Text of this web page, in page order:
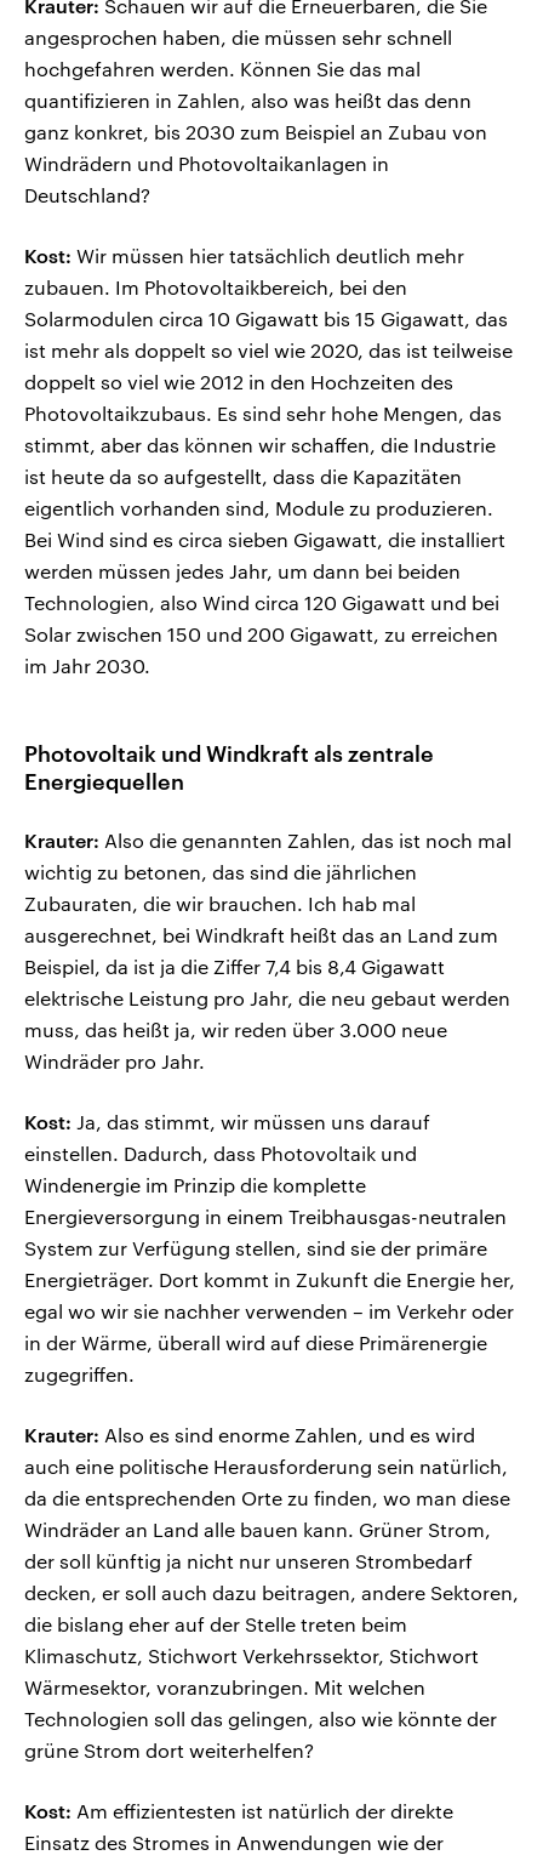
Krauter: Schauen wir auf die Erneuerbaren, die Sie
angesprochen haben, die müssen sehr schnell
hochgefahren werden. Können Sie das mal
quantifizieren in Zahlen, also was heißt das denn
ganz konkret, bis 2030 zum Beispiel an Zubau von
Windrädern und Photovoltaikanlagen in
Deutschland?
Kost: Wir müssen hier tatsächlich deutlich mehr
zubauen. Im Photovoltaikbereich, bei den
Solarmodulen circa 10 Gigawatt bis 15 Gigawatt, das
ist mehr als doppelt so viel wie 2020, das ist teilweise
doppelt so viel wie 2012 in den Hochzeiten des
Photovoltaikzubaus. Es sind sehr hohe Mengen, das
stimmt, aber das können wir schaffen, die Industrie
ist heute da so aufgestellt, dass die Kapazitäten
eigentlich vorhanden sind, Module zu produzieren.
Bei Wind sind es circa sieben Gigawatt, die installiert
werden müssen jedes Jahr, um dann bei beiden
Technologien, also Wind circa 120 Gigawatt und bei
Solar zwischen 150 und 200 Gigawatt, zu erreichen
im Jahr 2030.
Photovoltaik und Windkraft als zentrale
Energiequellen
Krauter: Also die genannten Zahlen, das ist noch mal
wichtig zu betonen, das sind die jährlichen
Zubauraten, die wir brauchen. Ich hab mal
ausgerechnet, bei Windkraft heißt das an Land zum
Beispiel, da ist ja die Ziffer 7,4 bis 8,4 Gigawatt
elektrische Leistung pro Jahr, die neu gebaut werden
muss, das heißt ja, wir reden über 3.000 neue
Windräder pro Jahr.
Kost: Ja, das stimmt, wir müssen uns darauf
einstellen. Dadurch, dass Photovoltaik und
Windenergie im Prinzip die komplette
Energieversorgung in einem Treibhausgas-neutralen
System zur Verfügung stellen, sind sie der primäre
Energieträger. Dort kommt in Zukunft die Energie her,
egal wo wir sie nachher verwenden – im Verkehr oder
in der Wärme, überall wird auf diese Primärenergie
zugegriffen.
Krauter: Also es sind enorme Zahlen, und es wird
auch eine politische Herausforderung sein natürlich,
da die entsprechenden Orte zu finden, wo man diese
Windräder an Land alle bauen kann. Grüner Strom,
der soll künftig ja nicht nur unseren Strombedarf
decken, er soll auch dazu beitragen, andere Sektoren,
die bislang eher auf der Stelle treten beim
Klimaschutz, Stichwort Verkehrssektor, Stichwort
Wärmesektor, voranzubringen. Mit welchen
Technologien soll das gelingen, also wie könnte der
grüne Strom dort weiterhelfen?
Kost: Am effizientesten ist natürlich der direkte
Einsatz des Stromes in Anwendungen wie der